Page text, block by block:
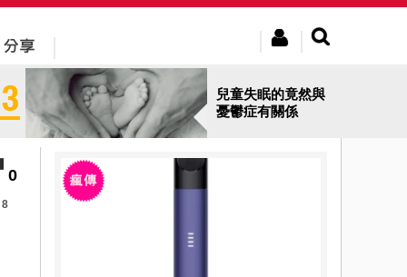
兒童失眠的竟然與
憂鬱症有關係
0
8